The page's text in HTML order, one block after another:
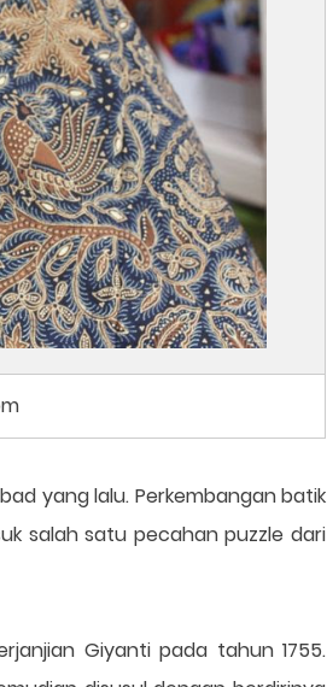
yang lalu. Perkembangan batik
salah satu pecahan puzzle dari
Giyanti pada tahun 1755.